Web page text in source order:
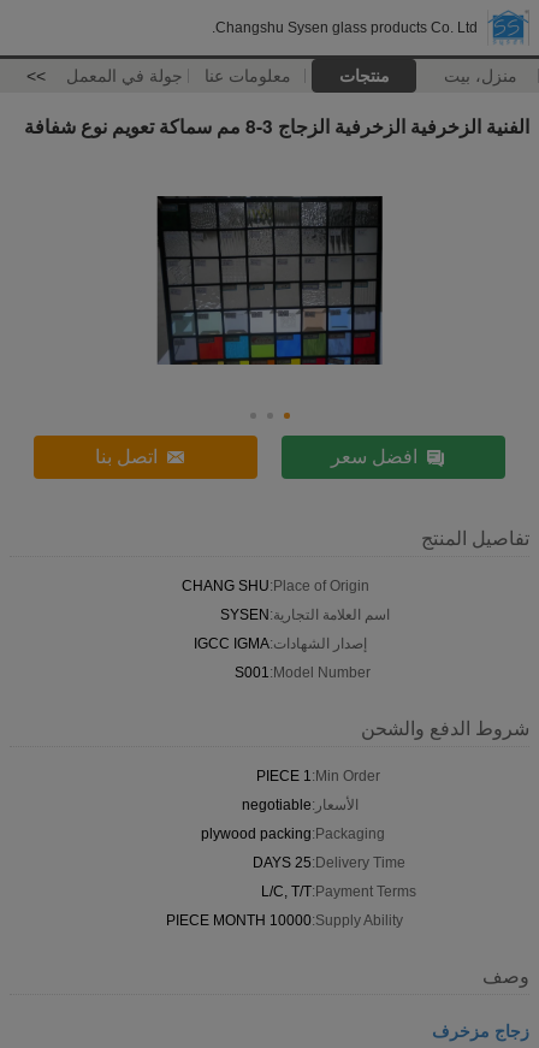
Changshu Sysen glass products Co. Ltd.
منزل، بيت منتجات معلومات عنا جولة في المعمل >>
الفنية الزخرفية الزخرفية الزجاج 3-8 مم سماكة تعويم نوع شفافة
افضل سعر اتصل بنا
تفاصيل المنتج
Place of Origin:
CHANG SHU
اسم العلامة التجارية:SYSEN
إصدار الشهادات:IGCC IGMA
Model Number:
S001
شروط الدفع والشحن
Min Order:
1 PIECE
الأسعار:negotiable
Packaging:
plywood packing
Delivery Time:
25 DAYS
Payment Terms:
L/C, T/T
Supply Ability:
10000 PIECE MONTH
وصف
زجاج مزخرف